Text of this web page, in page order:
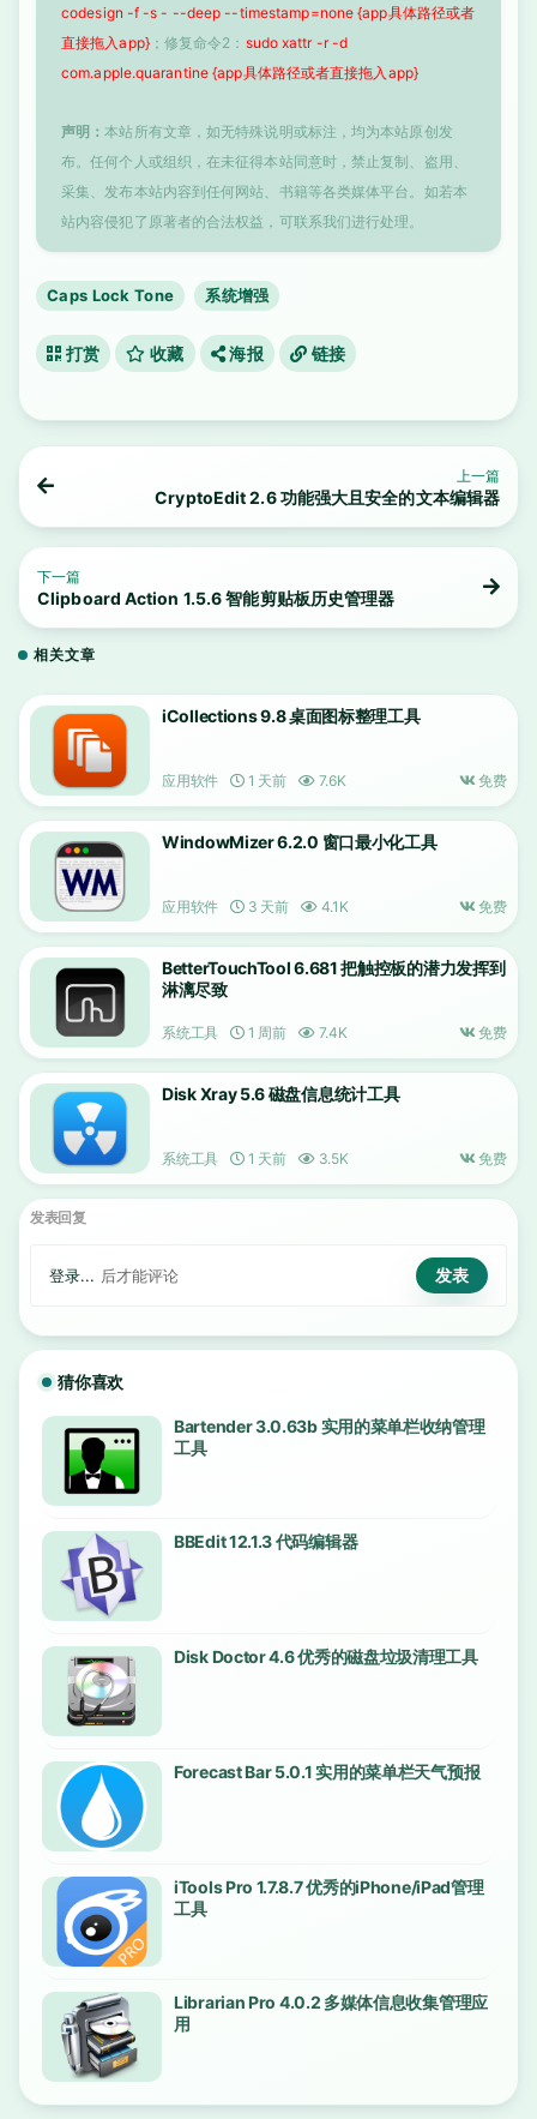
codesign -f -s - --deep --timestamp=none {app具体路径或者
直接拖入app}；修复命令2： sudo xattr -r -d
com.apple.quarantine {app具体路径或者直接拖入app}
声明：本站所有文章，如无特殊说明或标注，均为本站原创发
布。任何个人或组织，在未征得本站同意时，禁止复制、盗用、
采集、发布本站内容到任何网站、书籍等各类媒体平台。如若本
站内容侵犯了原著者的合法权益，可联系我们进行处理。
Caps Lock Tone 系统增强
打赏 收藏 海报 链接
上一篇
CryptoEdit 2.6 功能强大且安全的文本编辑器
下一篇
Clipboard Action 1.5.6 智能剪贴板历史管理器
相关文章
iCollections 9.8 桌面图标整理工具
应用软件 1 天前 7.6K 免费
WindowMizer 6.2.0 窗口最小化工具
应用软件 3 天前 4.1K 免费
BetterTouchTool 6.681 把触控板的潜力发挥到
淋漓尽致
系统工具 1 周前 7.4K 免费
Disk Xray 5.6 磁盘信息统计工具
系统工具 1 天前 3.5K 免费
发表回复
登录... 后才能评论
猜你喜欢
Bartender 3.0.63b 实用的菜单栏收纳管理
工具
BBEdit 12.1.3 代码编辑器
Disk Doctor 4.6 优秀的磁盘垃圾清理工具
Forecast Bar 5.0.1 实用的菜单栏天气预报
iTools Pro 1.7.8.7 优秀的iPhone/iPad管理
工具
Librarian Pro 4.0.2 多媒体信息收集管理应
用